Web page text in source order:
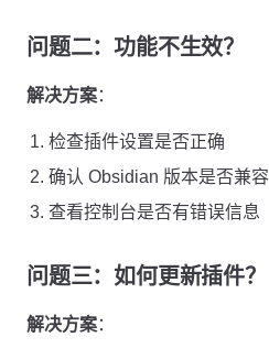
问题二：功能不生效？
解决方案：
检查插件设置是否正确
确认 Obsidian 版本是否兼容
查看控制台是否有错误信息
问题三：如何更新插件？
解决方案：